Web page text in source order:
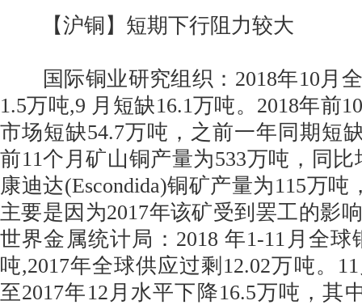
【沪铜】短期下行阻力较大
国际铜业研究组织：2018年10月
1.5万吨,9 月短缺16.1万吨。2018年前
市场短缺54.7万吨，之前一年同期短
前11个月矿山铜产量为533万吨，同
康迪达(Escondida)铜矿产量为115万吨
主要是因为2017年该矿受到罢工的影
世界金属统计局：2018 年1-11月全球
吨,2017年全球供应过剩12.02万吨。
至2017年12月水平下降16.5万吨，其